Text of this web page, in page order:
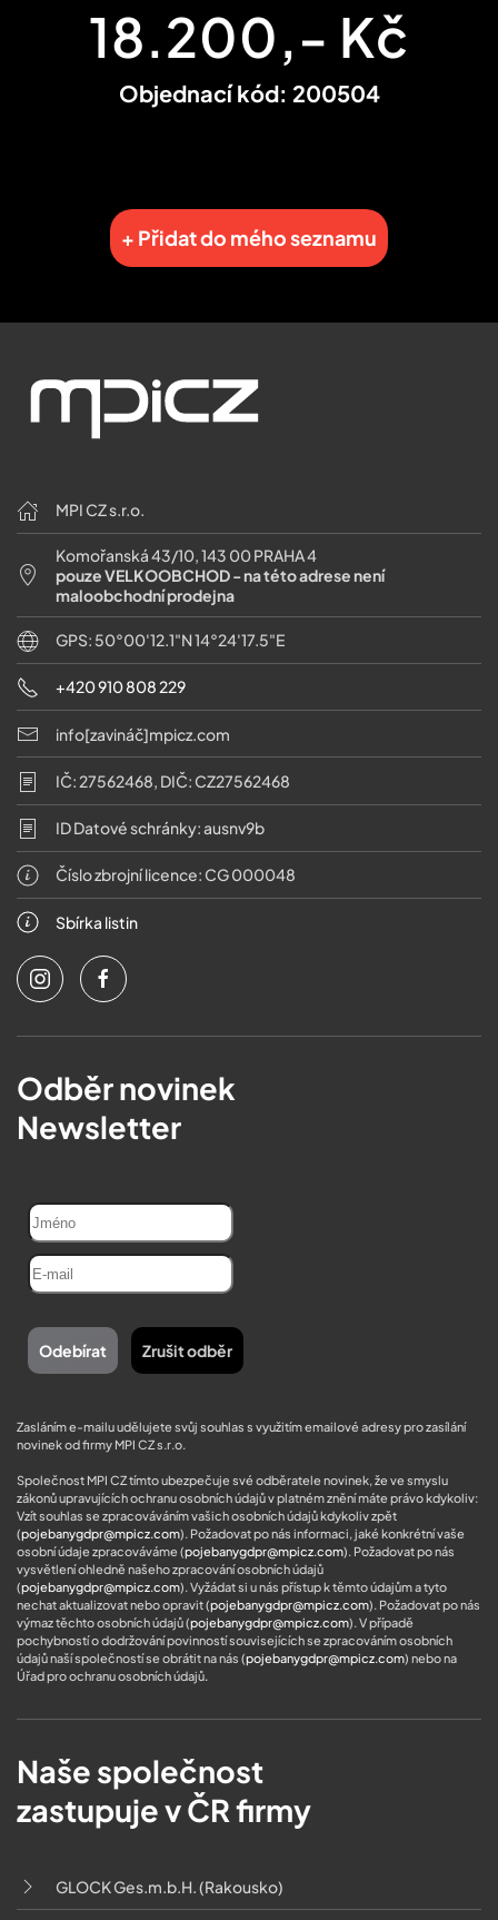
18.200,- Kč
Objednací kód: 200504
+ Přidat do mého seznamu
MPI CZ s.r.o.
Komořanská 43/10, 143 00 PRAHA 4
pouze VELKOOBCHOD - na této adrese není
maloobchodní prodejna
GPS: 50°00'12.1"N 14°24'17.5"E
+420 910 808 229
info[zavináč]mpicz.com
IČ: 27562468, DIČ: CZ27562468
ID Datové schránky: ausnv9b
Číslo zbrojní licence: CG 000048
Sbírka listin
Odběr novinek
Newsletter
Zasláním e-mailu udělujete svůj souhlas s využitím emailové adresy pro zasílání
novinek od firmy MPI CZ s.r.o.
Společnost MPI CZ tímto ubezpečuje své odběratele novinek, že ve smyslu
zákonů upravujících ochranu osobních údajů v platném znění máte právo kdykoliv:
Vzít souhlas se zpracováváním vašich osobních údajů kdykoliv zpět
(pojebanygdpr@mpicz.com). Požadovat po nás informaci, jaké konkrétní vaše
osobní údaje zpracováváme (pojebanygdpr@mpicz.com). Požadovat po nás
vysvětlení ohledně našeho zpracování osobních údajů
(pojebanygdpr@mpicz.com). Vyžádat si u nás přístup k těmto údajům a tyto
nechat aktualizovat nebo opravit (pojebanygdpr@mpicz.com). Požadovat po nás
výmaz těchto osobních údajů (pojebanygdpr@mpicz.com). V případě
pochybností o dodržování povinností souvisejících se zpracováním osobních
údajů naší společností se obrátit na nás (pojebanygdpr@mpicz.com) nebo na
Úřad pro ochranu osobních údajů.
Naše společnost
zastupuje v ČR firmy
GLOCK Ges.m.b.H. (Rakousko)